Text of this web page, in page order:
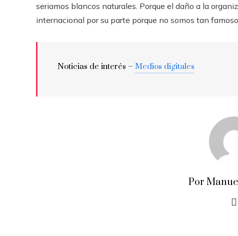
seriamos blancos naturales. Porque el daño a la
internacional por su parte porque no somos tan
Noticias de interés – Medios digitales
Por